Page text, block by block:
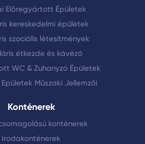
Előregyártott Épületek
kereskedelmi épületek
szociális létesítmények
étkezde és kávézó
WC & Zuhanyzó Épületek
Műszaki Jellemzői
Konténerek
konténerek
Irodakonténerek